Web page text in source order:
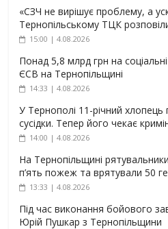
«СЗЧ не вирішує проблему, а
Тернопільському ТЦК
15:00 | 4.08.2026
Понад 5,8 млрд грн на соціальні
ЄСВ на Тернопільщині
14:33 | 4.08.2026
У Тернополі 11-річний
сусідки. Тепер його чекає
14:00 | 4.08.2026
На Тернопільщині
п’ять пожеж та врятували 50
13:33 | 4.08.2026
Під час виконання бойового
Юрій Пушкар з Тернопільщини